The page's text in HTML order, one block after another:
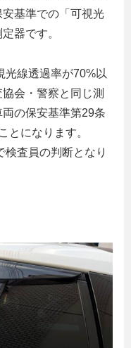
基準での「可視光
器です。
光線透過率が70%以
会・警察と同じ測
の保安基準第29条
とになります。
査員の判断となり